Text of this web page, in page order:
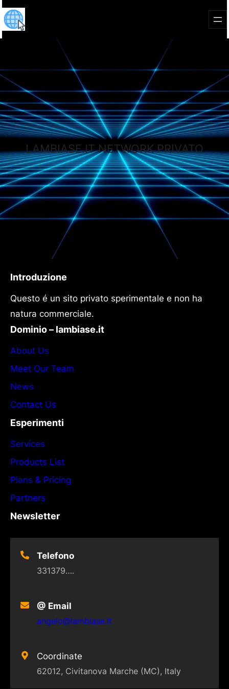
LAMBIASE.IT NETWORK PRIVATO
Introduzione
Questo é un sito privato sperimentale e non ha
natura commerciale.
Dominio – lambiase.it
About Us
Meet Our Team
News
Contact Us
Esperimenti
Services
Products List
Plans & Pricing
Partners
Newsletter
Telefono
331379….
@ Email
angelo@lambiase.it
Coordinate
62012, Civitanova Marche (MC), Italy